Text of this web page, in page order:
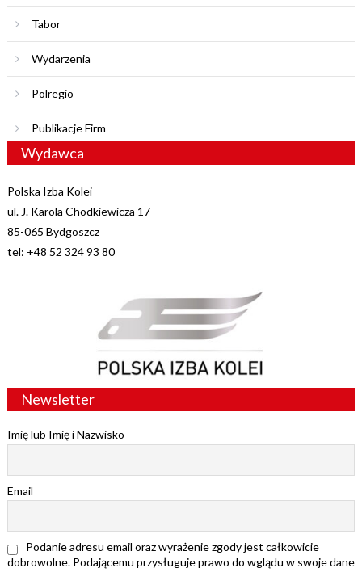
Tabor
Wydarzenia
Polregio
Publikacje Firm
Wydawca
Polska Izba Kolei
ul. J. Karola Chodkiewicza 17
85-065 Bydgoszcz
tel: +48 52 324 93 80
Newsletter
Imię lub Imię i Nazwisko
Email
Podanie adresu email oraz wyrażenie zgody jest całkowicie
dobrowolne. Podającemu przysługuje prawo do wglądu w swoje dane